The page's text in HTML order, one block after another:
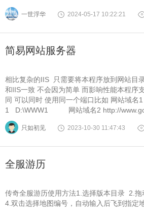
一世浮华 2024-05-17 10:22:21
简易网站服务器
相比复杂的IIS 只需要将本程序放到网站目
和IIS一致 不会因为简单 而影响性能本程序
同 可以同时 使用同一个端口比如 网站域
1 D:\WWW1 网站域名2 http://
只如初见 2023-10-30 11:47:43
全服游历
传奇全服游历使用方法1.选择版本目录 2.
4.双击选择地图编号，自动输入后飞到指定